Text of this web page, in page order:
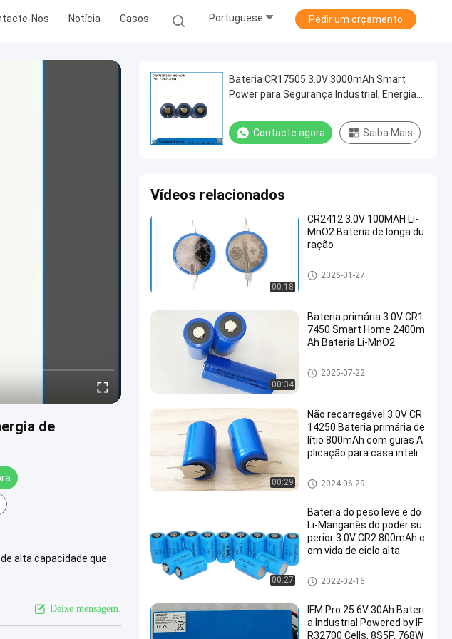
Nos Notícia Casos Portuguese Pedir um orçamento
de
alta capacidade que
Deixe mensagem.
Bateria CR17505 3.0V 3000mAh Smart
Power para Segurança Industrial, Energia
Contacte agora Saiba Mais
Vídeos relacionados
00:18
CR2412 3.0V 100MAH Li-
MnO2 Bateria de longa du
ração
Bateria Li-Mn
2026-01-27
00:34
Bateria primária 3.0V CR1
7450 Smart Home 2400m
Ah Bateria Li-MnO2
Bateria Li-Mn
2025-07-22
00:29
Não recarregável 3.0V CR
14250 Bateria primária de
lítio 800mAh com guias A
plicação para casa intelig
Bateria Li-Mn
2024-06-29
00:27
Bateria do peso leve e do
Li-Manganês do poder su
perior 3.0V CR2 800mAh c
om vida de ciclo alta
Bateria Li-Mn
2022-02-16
IFM Pro 25.6V 30Ah Bateri
a Industrial Powered by IF
R32700 Cells, 8S5P, 768W